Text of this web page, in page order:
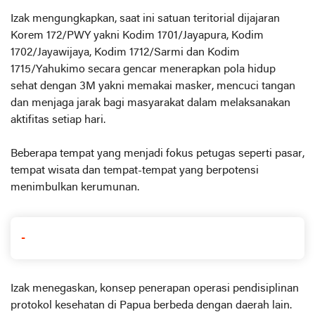
Izak mengungkapkan, saat ini satuan teritorial dijajaran
Korem 172/PWY yakni Kodim 1701/Jayapura, Kodim
1702/Jayawijaya, Kodim 1712/Sarmi dan Kodim
1715/Yahukimo secara gencar menerapkan pola hidup
sehat dengan 3M yakni memakai masker, mencuci tangan
dan menjaga jarak bagi masyarakat dalam melaksanakan
aktifitas setiap hari.
Beberapa tempat yang menjadi fokus petugas seperti pasar,
tempat wisata dan tempat-tempat yang berpotensi
menimbulkan kerumunan.
-
Izak menegaskan, konsep penerapan operasi pendisiplinan
protokol kesehatan di Papua berbeda dengan daerah lain.